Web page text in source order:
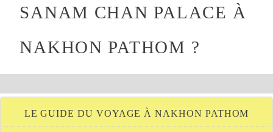
SANAM CHAN PALACE À
NAKHON PATHOM ?
LE GUIDE DU VOYAGE À NAKHON PATHOM